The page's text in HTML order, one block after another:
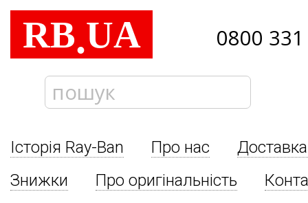
RB.UA 0800
Історія Ray-Ban Про нас
Знижки
Про оригінальність